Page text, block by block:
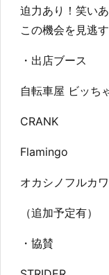
迫力あり！笑い
この機会を見逃す
・出店ブース
自転車屋 ビッち
CRANK
Flamingo
オカシノフルカワ
（追加予定有）
・協賛